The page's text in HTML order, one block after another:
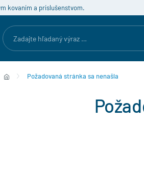
kovaním a príslušenstvom.
Požadovaná stránka sa nenašla